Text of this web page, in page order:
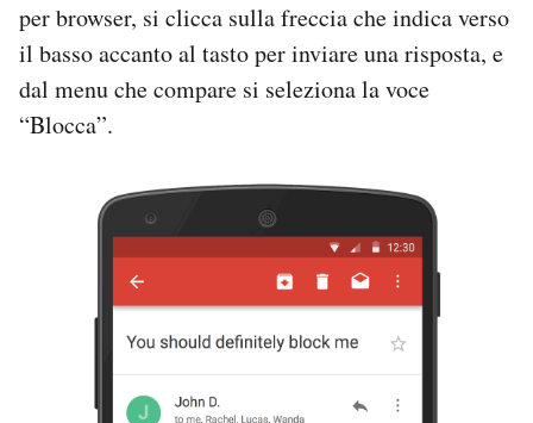
per browser, si clicca sulla freccia che indica verso
il basso accanto al tasto per inviare una risposta, e
dal menu che compare si seleziona la voce
“Blocca”.